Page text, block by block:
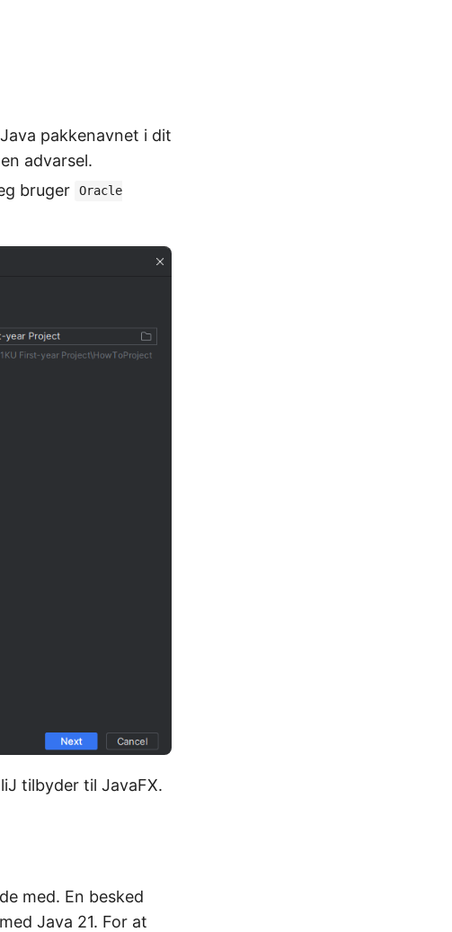
pakkenavnet i dit
advarsel.
bruger
Oracle
tilbyder til JavaFX.
med. En besked
Java 21. For at